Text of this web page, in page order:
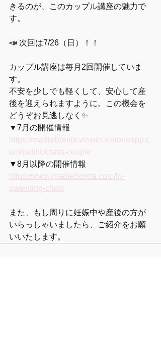
きるのが、このカップル講座の魅力で
す。
📣 次回は7/26（日）！！
カップル講座は毎月2回開催していま
す。
不安を少しでも軽くして、安心して産
後を迎えられますように。この機会を
どうぞお見逃しなく✨
▼7月の開催情報
https://madrebonita.viewer.kintoneapp.c
om/public/class-couple
▼8月以降の開催情報
https://www.madrebonita.com/lp-
parenting-class
また、もし周りに妊娠中や産後の方が
いらっしゃいましたら、ご紹介をお願
いいたします。